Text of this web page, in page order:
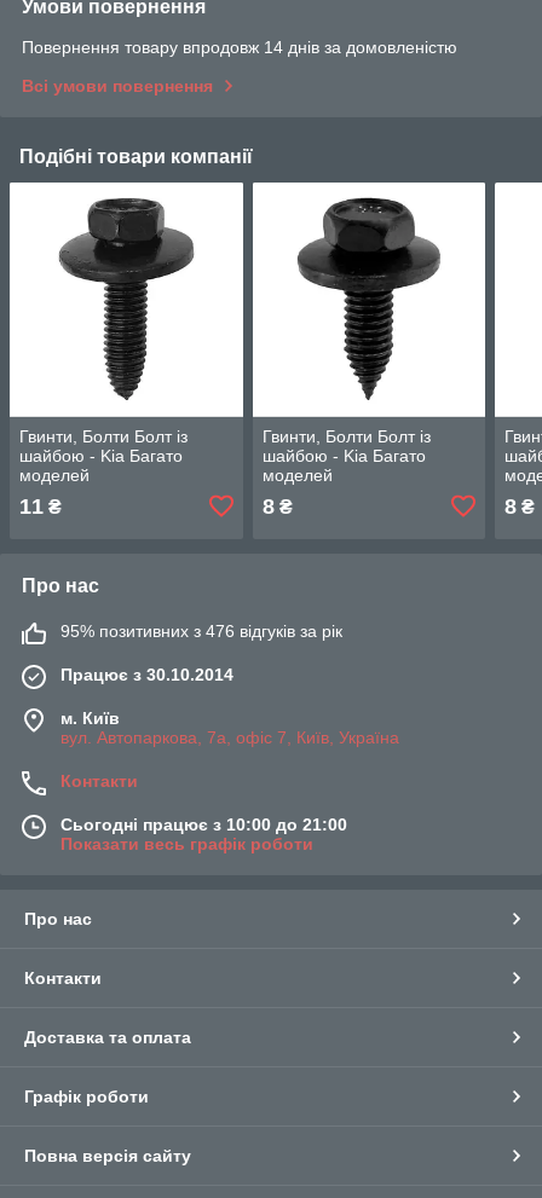
Умови повернення
Повернення товару впродовж 14 днів за домовленістю
Всі умови повернення
Подібні товари компанії
Гвинти, Болти Болт із
шайбою - Kia Багато
моделей
11 ₴
Гвинти, Болти Болт із
шайбою - Kia Багато
моделей
8₴ 8 ₴
Про нас
95% позитивних з 476 відгуків за рік
Працює з 30.10.2014
м. Київ
вул. Автопаркова, 7а, офіс 7, Київ, Україна
Контакти
Сьогодні працює з 10:00 до 21:00
Показати весь графік роботи
Про нас
Контакти
Доставка та оплата
Графік роботи
Повна версія сайту